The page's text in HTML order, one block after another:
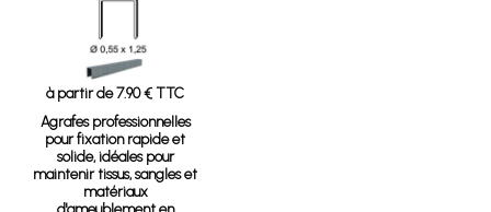
à partir de 7.90 € TTC
Agrafes professionnelles
pour fixation rapide et
solide, idéales pour
maintenir tissus, sangles et
matériaux